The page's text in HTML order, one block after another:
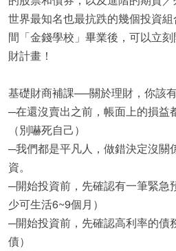
世界最知名也最抗跌的幾個投資
間「金錢學校」畢業後，可以立
財計畫！
基礎財商補課──關於理財，你該
─在還沒賣出之前，帳面上的損益
（別嚇死自己）
─我們都是平凡人，做錯決定沒關
資。
─開始投資前，先確認有一筆緊急
少可生活6~9個月）
─開始投資前，先確認高利率的債
債）